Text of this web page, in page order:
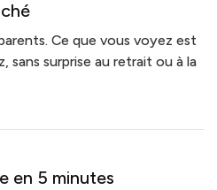
Ce que vous voyez est
sans surprise au retrait ou à la
en 5 minutes